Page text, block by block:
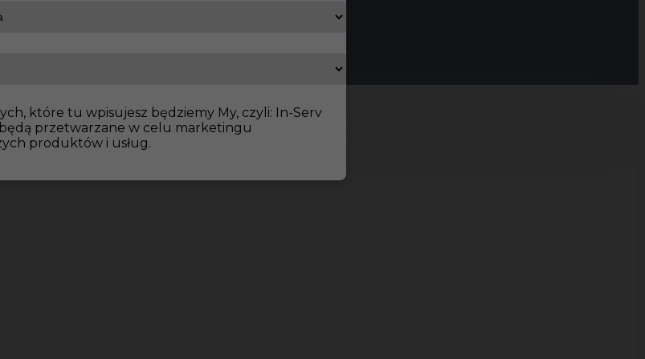
które tu wpisujesz będziemy My, czyli: In-Serv
będą przetwarzane w celu marketingu
produktów i usług.